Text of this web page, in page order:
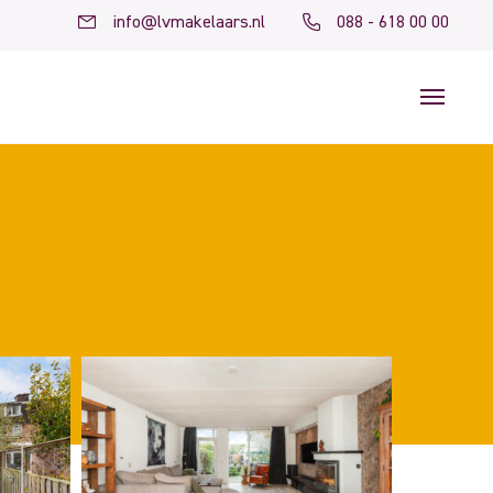
info@lvmakelaars.nl 088 - 618 00 00